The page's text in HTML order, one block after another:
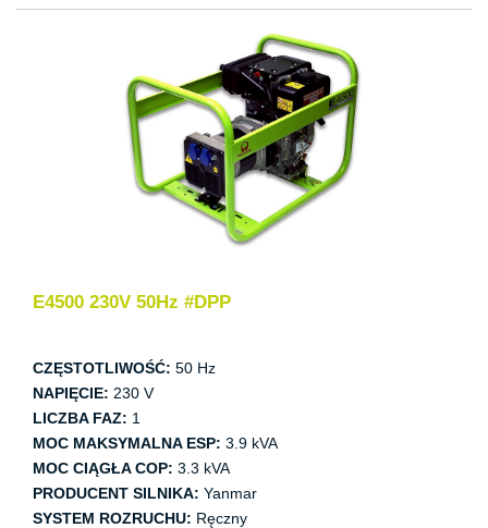
E4500 230V 50Hz #DPP
CZĘSTOTLIWOŚĆ: 50 Hz
NAPIĘCIE: 230 V
LICZBA FAZ: 1
MOC MAKSYMALNA ESP: 3.9 kVA
MOC CIĄGŁA COP: 3.3 kVA
PRODUCENT SILNIKA: Yanmar
SYSTEM ROZRUCHU: Ręczny